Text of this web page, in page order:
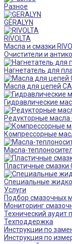
Разное
GERALYN
RIVOLTA
Масла и смазки
Очистители и
Нагнетатель для
Масла для цепей
Гидравлические
Редукторные масла
Компрессорные
Масла-
Пластичные смазки
Специальные
Услуги
Подбор смазочных
Мониторинг
Технический аудит
Техподдержка
Инструкции по
Инструкция по